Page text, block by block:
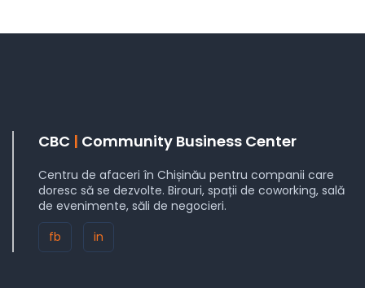
CBC | Community Business Center
Centru de afaceri în Chișinău pentru companii care
doresc să se dezvolte. Birouri, spații de coworking, sală
de evenimente, săli de negocieri.
fb
in